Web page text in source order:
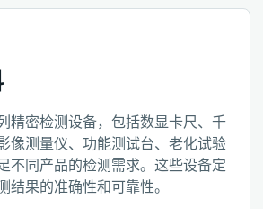
精密检测设备，包括数显卡尺、千
像测量仪、功能测试台、老化试验
不同产品的检测需求。这些设备定
结果的准确性和可靠性。